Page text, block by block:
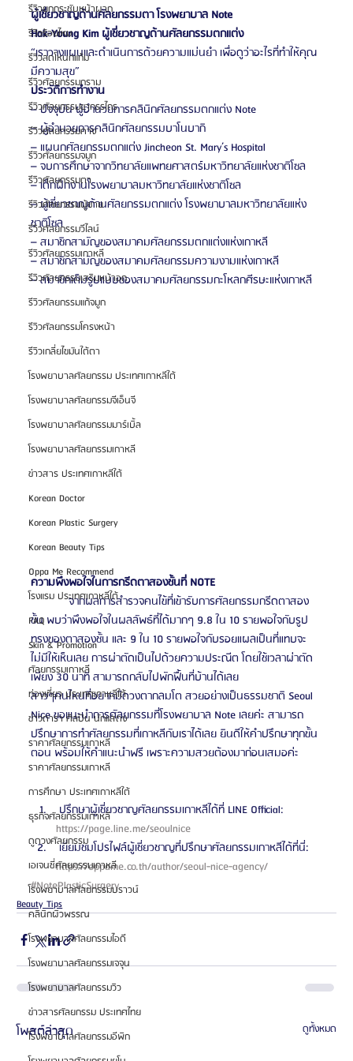
รีวิวยกกระชับหน้าผาก
รีวิวร้อยไหม
รีวิวลดโหนกแก้ม
รีวิวศัลยกรรมกราม
รีวิวศัลยกรรมขากรรไกร
รีวิวศัลยกรรมคาง
รีวิวศัลยกรรมจมูก
รีวิวศัลยกรรมตา
รีวิวศัลยกรรมผู้ชาย
รีวิวศัลยกรรมวีไลน์
รีวิวศัลยกรรมเกาหลี
รีวิวศัลยกรรมเสริมหน้าอก
รีวิวศัลยกรรมแก้จมูก
รีวิวศัลยกรรมโครงหน้า
รีวิวเกลี่ยไขมันใต้ตา
โรงพยาบาลศัลยกรรม ประเทศเกาหลีใต้
โรงพยาบาลศัลยกรรมจีเอ็นจี
โรงพยาบาลศัลยกรรมมาร์เบิ้ล
โรงพยาบาลศัลยกรรมเกาหลี
ข่าวสาร ประเทศเกาหลีใต้
Korean Doctor
Korean Plastic Surgery
Korean Beauty Tips
Oppa Me Recommend
โรงแรม ประเทศเกาหลีใต้
FAQ
Skin & Promotion
ศัลยกรรมเกาหลี
ท่องเที่ยว ประเทศเกาหลีใต้
ข่าวดารา ศิลปิน นักแสดง
ราคาศัลยกรรมเกาหลี
ราคาศัลยกรรมเกาหลี
การศึกษา ประเทศเกาหลีใต้
ธุรกิจศัลยกรรมเกาหลี
ดูดวงศัลยกรรม
เอเจนซี่ศัลยกรรมเกาหลี
โรงพยาบาลศัลยกรรมบราวน์
คลินิกผิวพรรณ
โรงพยาบาลศัลยกรรมไอดี
โรงพยาบาลศัลยกรรมเจจุน
โรงพยาบาลศัลยกรรมวิว
ข่าวสารศัลยกรรม ประเทศไทย
โรงพยาบาลศัลยกรรมอีพิก
ผู้เชี่ยวชาญด้านศัลยกรรมตา โรงพยาบาล Note
Hak-Young Kim ผู้เชี่ยวชาญด้านศัลยกรรมตกแต่ง
“เราวางแผนและดำเนินการด้วยความแม่นยำ เพื่อดูว่าอะไรที่ทำให้คุณ
มีความสุข”
ประวัติการทำงาน
– ปัจจุบัน ผู้อำนวยการคลินิกศัลยกรรมตกแต่ง Note
– ผู้อำนวยการคลินิกศัลยกรรมบาโนบากิ
– แผนกศัลยกรรมตกแต่ง Jincheon St. Mary’s Hospital
– จบการศึกษาจากวิทยาลัยแพทยศาสตร์มหาวิทยาลัยแห่งชาติโซล
– เด็กฝึกงานโรงพยาบาลมหาวิทยาลัยแห่งชาติโซล
– ผู้เชี่ยวชาญด้านศัลยกรรมตกแต่ง โรงพยาบาลมหาวิทยาลัยแห่ง
ชาติโซล
– สมาชิกสามัญของสมาคมศัลยกรรมตกแต่งแห่งเกาหลี
– สมาชิกสามัญของสมาคมศัลยกรรมความงามแห่งเกาหลี
– สมาชิกเต็มรูปแบบของสมาคมศัลยกรรมกะโหลกศีรษะแห่งเกาหลี
ความพึงพอใจในการกรีดตาสองชั้นที่ NOTE
จากผลการสำรวจคนไข้ที่เข้ารับการศัลยกรรมกรีดตาสอง
ชั้น พบว่าพึงพอใจในผลลัพธ์ที่ได้มากๆ 9.8 ใน 10 รายพอใจกับรูป
ทรงของตาสองชั้น และ 9 ใน 10 รายพอใจกับรอยแผลเป็นที่แทบจะ
ไม่มีให้เห็นเลย การผ่าตัดเป็นไปด้วยความประณีต โดยใช้เวลาผ่าตัด
เพียง 30 นาที สามารถกลับไปพักฟื้นที่บ้านได้เลย
สาวๆคนไหนที่อยากมีดวงตากลมโต สวยอย่างเป็นธรรมชาติ Seoul
Nice ขอแนะนำการศัลยกรรมที่โรงพยาบาล Note เลยค่ะ สามารถ
ปรึกษาการทำศัลยกรรมที่เกาหลีกับเราได้เลย ยินดีให้คำปรึกษาทุกขั้น
ตอน พร้อมให้คำแนะนำฟรี เพราะความสวยต้องมาก่อนเสมอค่ะ
ปรึกษาผู้เชี่ยวชาญศัลยกรรมเกาหลีได้ที่ LINE Official:
https://page.line.me/seoulnice
เยี่ยมชมโปรไฟล์ผู้เชี่ยวชาญที่ปรึกษาศัลยกรรมเกาหลีได้ที่นี่:
https://oppame.co.th/author/seoul-nice-agency/
#NotePlasticSurgery
Beauty Tips
โพสต์ล่าสุด ดูทั้งหมด